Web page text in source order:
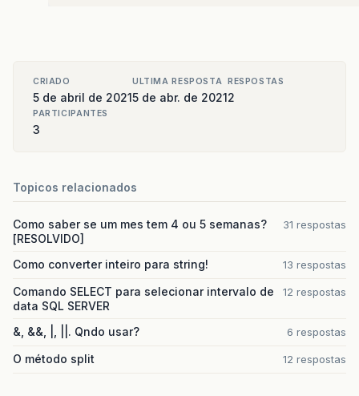
CRIADO
5 de abril de 2021
ULTIMA RESPOSTA
5 de abr. de 2021
RESPOSTAS
2
PARTICIPANTES
3
Topicos relacionados
Como saber se um mes tem 4 ou 5 semanas?
[RESOLVIDO]
31 respostas
Como converter inteiro para string! 13 respostas
Comando SELECT para selecionar intervalo de
data SQL SERVER
12 respostas
&, &&, |, ||. Qndo usar? 6 respostas
O método split 12 respostas